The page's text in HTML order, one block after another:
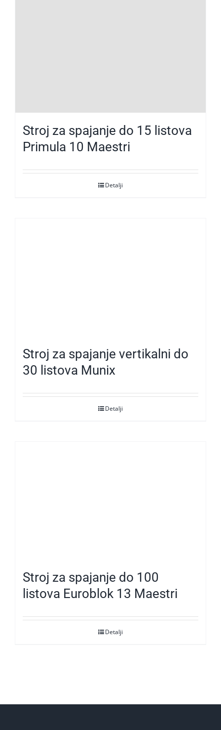
Stroj za spajanje do 15 listova
Primula 10 Maestri
Detalji
Stroj za spajanje vertikalni do
30 listova Munix
Detalji
Stroj za spajanje do 100
listova Euroblok 13 Maestri
Detalji